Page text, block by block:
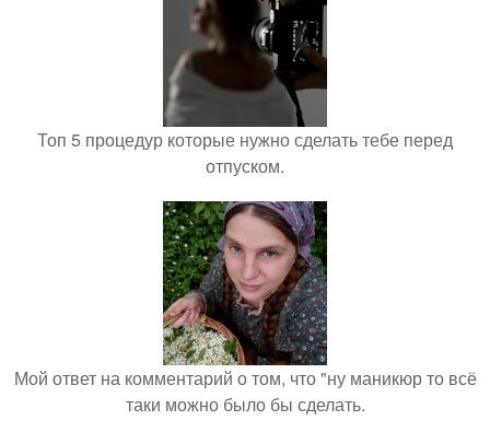
Топ 5 процедур которые нужно сделать тебе перед
отпуском.
Мой ответ на комментарий о том, что "ну маникюр то всё
таки можно было бы сделать.